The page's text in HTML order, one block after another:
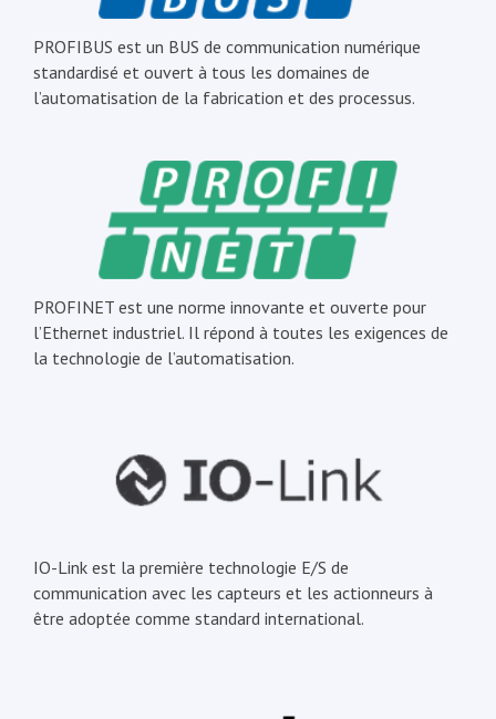
PROFIBUS est un BUS de communication numérique
standardisé et ouvert à tous les domaines de
l’automatisation de la fabrication et des processus.
PROFINET est une norme innovante et ouverte pour
l’Ethernet industriel. Il répond à toutes les exigences de
la technologie de l’automatisation.
IO-Link est la première technologie E/S de
communication avec les capteurs et les actionneurs à
être adoptée comme standard international.